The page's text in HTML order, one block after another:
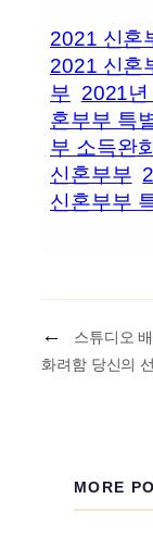
2021 신혼
2021 신혼
부 2021
혼부부 특
부 소득완
신혼부부
신혼부부
←
스튜디오
화려함 당신의
MORE